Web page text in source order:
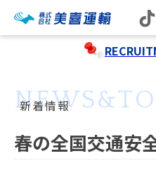
新着情報
春の全国交通安